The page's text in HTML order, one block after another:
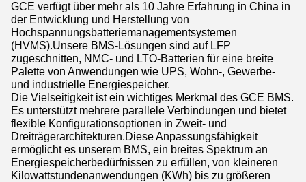
GCE verfügt über mehr als 10 Jahre Erfahrung in China in
der Entwicklung und Herstellung von
Hochspannungsbatteriemanagementsystemen
(HVMS).Unsere BMS-Lösungen sind auf LFP
zugeschnitten, NMC- und LTO-Batterien für eine breite
Palette von Anwendungen wie UPS, Wohn-, Gewerbe-
und industrielle Energiespeicher.
Die Vielseitigkeit ist ein wichtiges Merkmal des GCE BMS.
Es unterstützt mehrere parallele Verbindungen und bietet
flexible Konfigurationsoptionen in Zweit- und
Dreiträgerarchitekturen.Diese Anpassungsfähigkeit
ermöglicht es unserem BMS, ein breites Spektrum an
Energiespeicherbedürfnissen zu erfüllen, von kleineren
Kilowattstundenanwendungen (KWh) bis zu größeren